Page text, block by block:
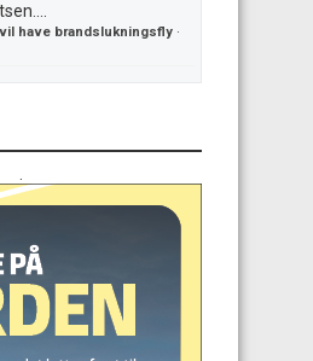
have brandslukningsfly ·